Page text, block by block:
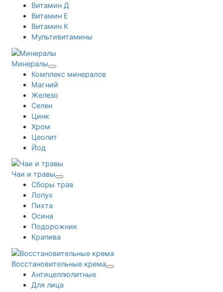
Витамин Д
Витамин Е
Витамин К
Мультивитамины
Минералы
Комплекс минералов
Магний
Железо
Селен
Цинк
Хром
Цеолит
Йод
Чаи и травы
Сборы трав
Лопух
Пихта
Осина
Подорожник
Крапива
Восстановительные крема
Антицеллюлитные
Для лица